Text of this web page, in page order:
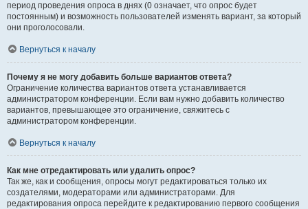
период проведения опроса в днях (0 означает, что опрос будет
постоянным) и возможность пользователей изменять вариант, за который
они проголосовали.
Вернуться к началу
Почему я не могу добавить больше вариантов ответа?
Ограничение количества вариантов ответа устанавливается
администратором конференции. Если вам нужно добавить количество
вариантов, превышающее это ограничение, свяжитесь с
администратором конференции.
Вернуться к началу
Как мне отредактировать или удалить опрос?
Так же, как и сообщения, опросы могут редактироваться только их
создателями, модераторами или администраторами. Для
редактирования опроса перейдите к редактированию первого сообщения